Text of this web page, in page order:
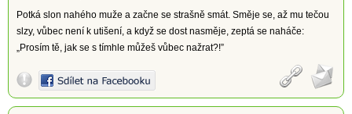
Potká slon nahého muže a začne se strašně smát. Směje se, až mu tečou
slzy, vůbec není k utišení, a když se dost nasměje, zeptá se naháče:
„Prosím tě, jak se s tímhle můžeš vůbec nažrat?!”